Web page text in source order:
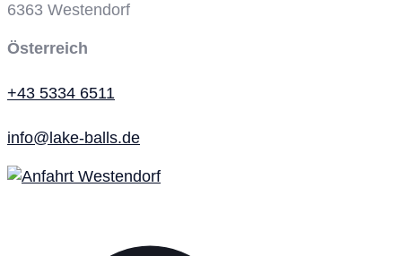
6363 Westendorf
Österreich
+43 5334 6511
info@lake-balls.de